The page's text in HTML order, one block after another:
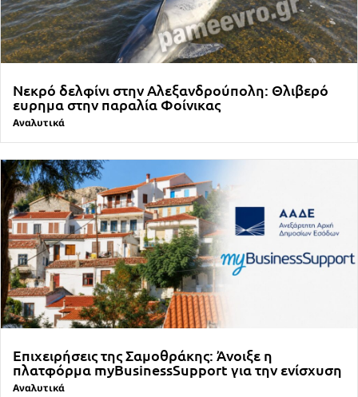
Νεκρό δελφίνι στην Αλεξανδρούπολη: Θλιβερό
ευρημα στην παραλία Φοίνικας
Αναλυτικά
Επιχειρήσεις της Σαμοθράκης: Άνοιξε η
πλατφόρμα myBusinessSupport για την ενίσχυση
Αναλυτικά